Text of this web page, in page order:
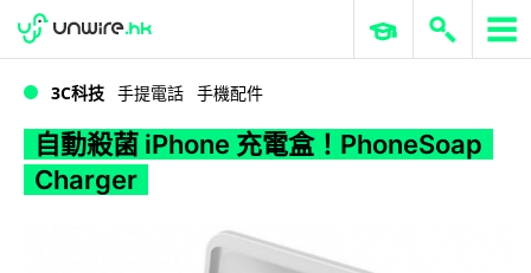
WWDC 2026 ERP 與商業 AI
3C科技 手提電話 手機配件
自動殺菌 iPhone 充電盒！PhoneSoap
Charger